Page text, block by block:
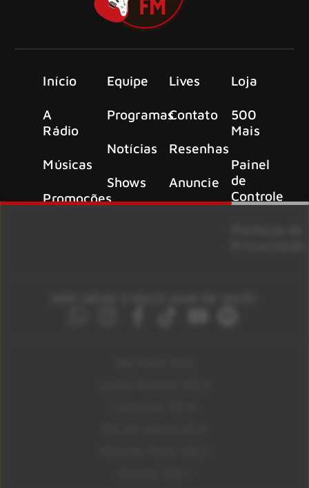
Início
A
Rádio
Músicas
Promoções
Equipe
Programas
Notícias
Shows
Lives
Contato
Resenhas
Anuncie
Loja
500
Mais
Painel
de
Controle